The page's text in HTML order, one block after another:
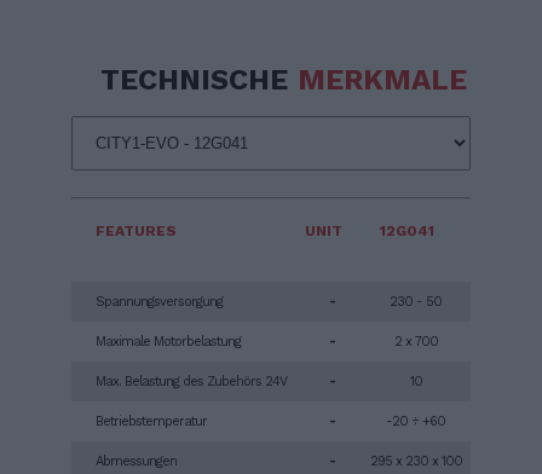
TECHNISCHE MERKMALE
FEATURES
Spannungsversorgung
Maximale Motorbelastung
Max. Belastung des Zubehörs 24V
Betriebstemperatur
Abmessungen
UNIT
-
-
-
-
-
12G041
230 - 50
2 x 700
10
-20 ÷ +60
295 x 230 x 100